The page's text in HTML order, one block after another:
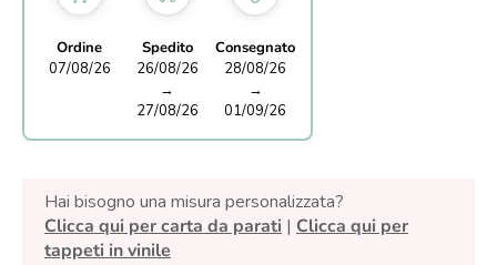
Ordine
07/08/26
Spedito
26/08/26
→
27/08/26
Consegnato
28/08/26
→
01/09/26
Hai bisogno una misura personalizzata?
Clicca qui per carta da parati | Clicca qui per
tappeti in vinile